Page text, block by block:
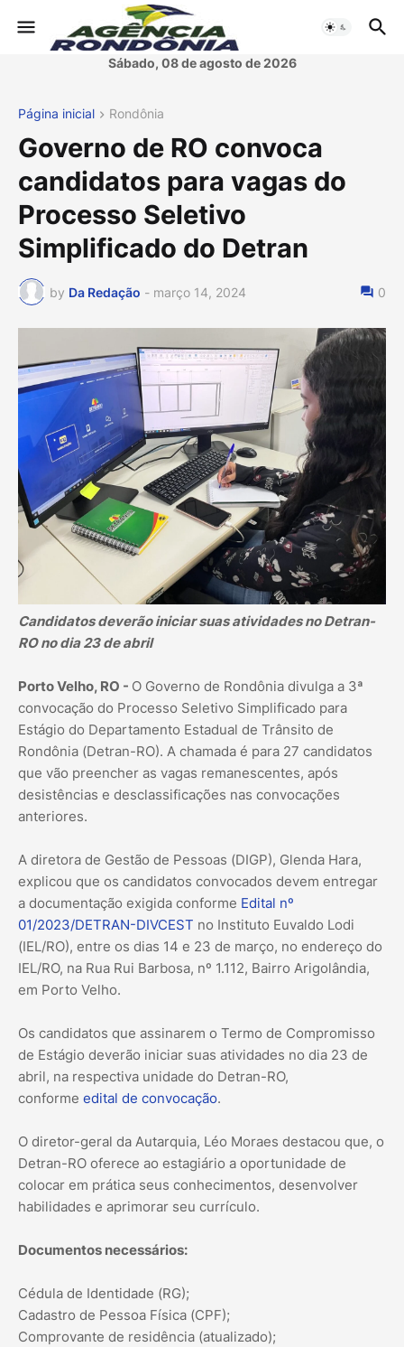
Sábado, 08 de agosto de 2026
Página inicial Rondônia
Governo de RO convoca
candidatos para vagas do
Processo Seletivo
Simplificado do Detran
by Da Redação - março 14, 2024 0
Candidatos deverão iniciar suas atividades no Detran-
RO no dia 23 de abril
Porto Velho, RO - O Governo de Rondônia divulga a 3ª
convocação do Processo Seletivo Simplificado para
Estágio do Departamento Estadual de Trânsito de
Rondônia (Detran-RO). A chamada é para 27 candidatos
que vão preencher as vagas remanescentes, após
desistências e desclassificações nas convocações
anteriores.
A diretora de Gestão de Pessoas (DIGP), Glenda Hara,
explicou que os candidatos convocados devem entregar
a documentação exigida conforme Edital nº
01/2023/DETRAN-DIVCEST no Instituto Euvaldo Lodi
(IEL/RO), entre os dias 14 e 23 de março, no endereço do
IEL/RO, na Rua Rui Barbosa, nº 1.112, Bairro Arigolândia,
em Porto Velho.
Os candidatos que assinarem o Termo de Compromisso
de Estágio deverão iniciar suas atividades no dia 23 de
abril, na respectiva unidade do Detran-RO,
conforme edital de convocação.
O diretor-geral da Autarquia, Léo Moraes destacou que, o
Detran-RO oferece ao estagiário a oportunidade de
colocar em prática seus conhecimentos, desenvolver
habilidades e aprimorar seu currículo.
Documentos necessários:
Cédula de Identidade (RG);
Cadastro de Pessoa Física (CPF);
Comprovante de residência (atualizado);